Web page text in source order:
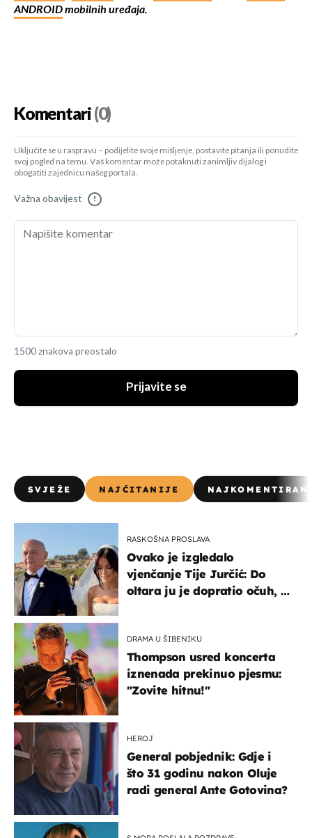
ANDROIDmobilnih uređaja.
Komentari(0)
Uključite se u raspravu – podijelite svoje mišljenje, postavite pitanja ili ponudite
svoj pogled na temu. Vaš komentar može potaknuti zanimljiv dijalog i
obogatiti zajednicu našeg portala.
Važna obavijest !
1500 znakova preostalo
Prijavite se
SVJEŽE NAJČITANIJE
RASKOŠNA PROSLAVA
Ovako je izgledalo
vjenčanje Tije Jurčić: Do
oltara ju je dopratio očuh, a
DRAMA U ŠIBENIKU
Thompson usred koncerta
iznenada prekinuo pjesmu:
"Zovite hitnu!"
HEROJ
General pobjednik: Gdje i
što 31 godinu nakon Oluje
radi general Ante Gotovina?